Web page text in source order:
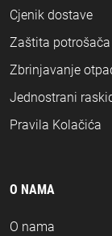
Cjenik dostave
Zaštita potrošača
Zbrinjavanje
Jednostrani
Pravila Kolačića
O NAMA
O nama